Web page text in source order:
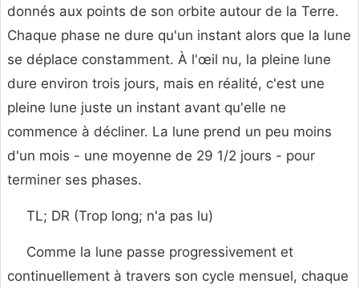
donnés aux points de son orbite autour de la Terre.
Chaque phase ne dure qu'un instant alors que la lune
se déplace constamment. À l'œil nu, la pleine lune
dure environ trois jours, mais en réalité, c'est une
pleine lune juste un instant avant qu'elle ne
commence à décliner. La lune prend un peu moins
d'un mois - une moyenne de 29 1/2 jours - pour
terminer ses phases.
TL; DR (Trop long; n'a pas lu)
Comme la lune passe progressivement et
continuellement à travers son cycle mensuel, chaque